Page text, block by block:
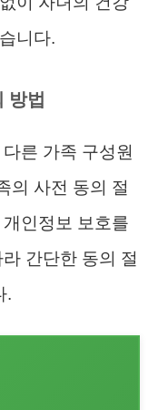
니다.
방법
른 가족 구성원
의 사전 동의 절
인정보 보호를
간단한 동의 절
.